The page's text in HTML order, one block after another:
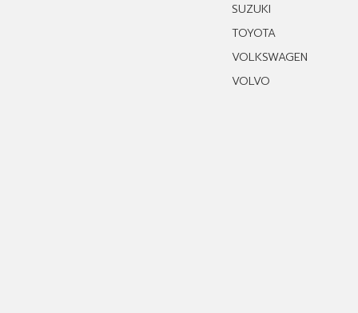
SUZUKI
TOYOTA
VOLKSWAGEN
VOLVO